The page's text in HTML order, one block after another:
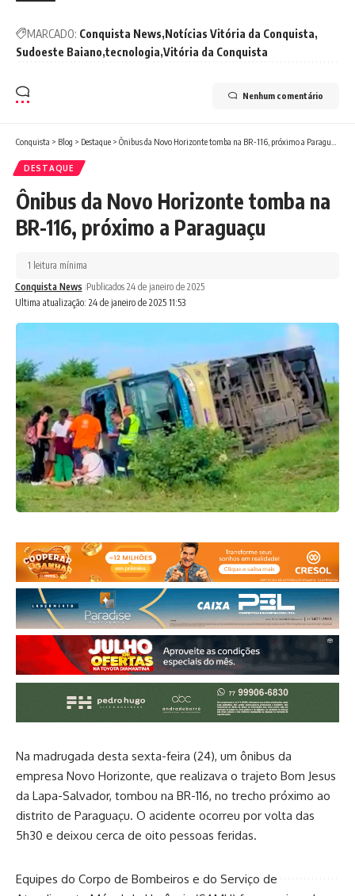
MARCADO: Conquista News Notícias Vitória da Conquista
Sudoeste Baiano tecnologia Vitória da Conquista
Nenhum comentário
Conquista > Blog > Destaque > Ônibus da Novo Horizonte tomba na BR-116, próximo a Paraguaçu
DESTAQUE
Ônibus da Novo Horizonte tomba na
BR-116, próximo a Paraguaçu
Ultima atualização: 24 de janeiro de 2025 11:53
Conquista News Publicados 24 de janeiro de 2025
1 leitura mínima
Na madrugada desta sexta-feira (24), um ônibus da
empresa Novo Horizonte, que realizava o trajeto Bom Jesus
da Lapa-Salvador, tombou na BR-116, no trecho próximo ao
distrito de Paraguaçu. O acidente ocorreu por volta das
5h30 e deixou cerca de oito pessoas feridas.
Equipes do Corpo de Bombeiros e do Serviço de